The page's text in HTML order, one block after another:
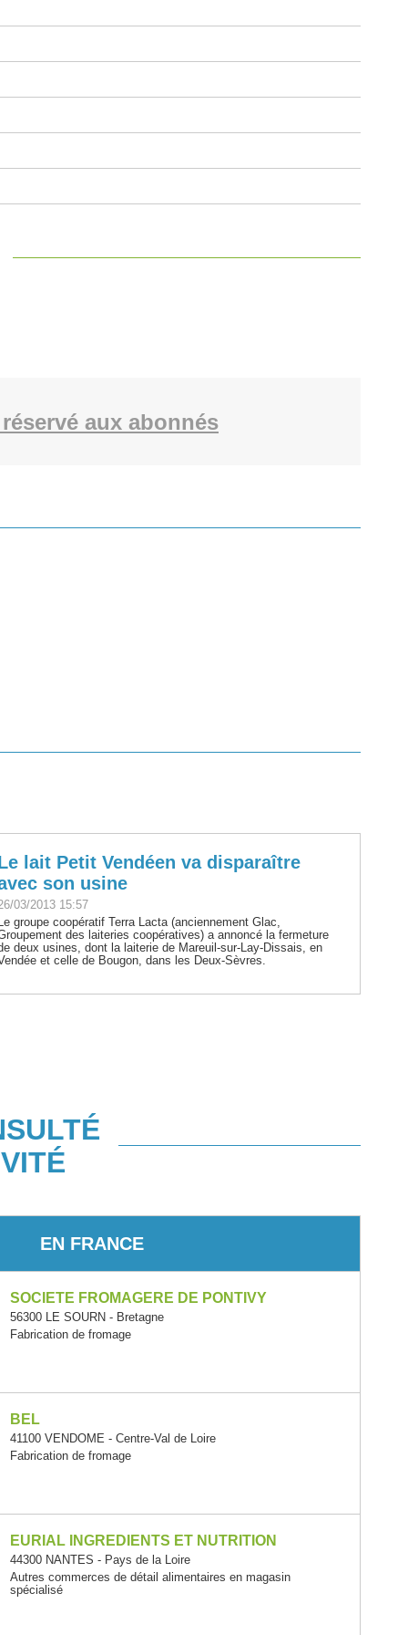
aux abonnés
lait Petit Vendéen va disparaître
son usine
03/2013 15:57
groupe coopératif Terra Lacta (anciennement Glac,
des laiteries coopératives) a annoncé la fermeture
deux usines, dont la laiterie de Mareuil-sur-Lay-Dissais, en
et celle de Bougon, dans les Deux-Sèvres.
EN FRANCE
SOCIETE FROMAGERE DE PONTIVY
56300 LE SOURN - Bretagne
Fabrication de fromage
BEL
41100 VENDOME - Centre-Val de Loire
Fabrication de fromage
EURIAL INGREDIENTS ET NUTRITION
44300 NANTES - Pays de la Loire
Autres commerces de détail alimentaires en magasin
spécialisé